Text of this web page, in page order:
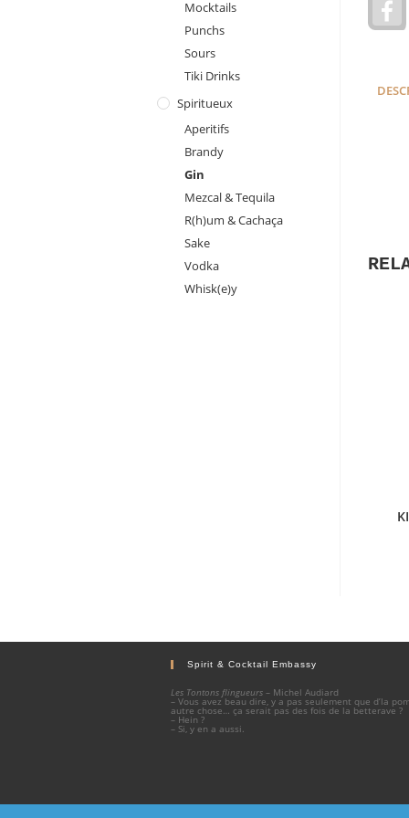
c
o
Mocktails
Punchs
Sours
Tiki Drinks
Spiritueux
Aperitifs
Brandy
Gin
Mezcal & Tequila
R(h)um & Cachaça
Sake
Vodka
Whisk(e)y
Spirit & Cocktail Embassy
Les Tontons flingueurs – Michel Audiard
– Vous avez beau dire, y a pas seulement que d’la
autre chose… ça serait pas des fois de la betterave ?
– Hein ?
– Si, y en a aussi.